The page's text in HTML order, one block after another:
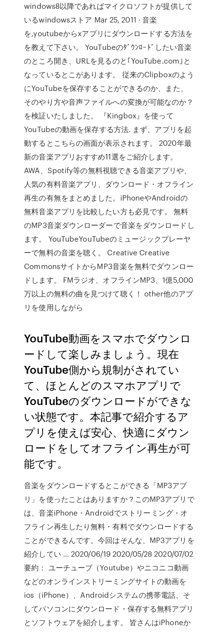
windows8以降であればマイクロソフトが提供して
いるwindowsストア Mar 25, 2011 · 音楽
を,youtubeからxアプリにダウンロードする方法を
を教えて下さい。 YouTubeのﾀﾞｳﾝﾛｰﾄﾞしたい音楽
のところ開き、URLを見るのと｢YouTube.com｣と
なっているとこがあります。 従来のClipboxのよう
にYouTubeを保存することができるのか、また、
そのやり方や音声ファイルへの変換が可能なのか？
を検証いたしました。 『Kingbox』を使って
YouTubeの動画を保存する方法. まず、アプリを起
動するとこちらの画面が表示されます。 2020年最
新の音楽アプリおすすめ11選をご紹介します。
AWA、Spotify等の無料視聴できる音楽アプリや、
人気の有料音楽アプリ、ダウンロード・オフライン
再生の有無をまとめました。iPhoneやAndroidの
無料音楽アプリを比較したい方も必見です。 無料
のMP3音楽ダウンローダーで音楽をダウンロードし
ます。 YouTube️YouTubeのミュージックプレーヤ
ーで無料の音楽を聴く。 Creative Creative
CommonsサイトからMP3音楽を無料でダウンロー
ドします。 FMラジオ、オフラインMP3、1億5,000
万以上の無料の曲を見つけて聴く！ other他のアプ
リを使用しながら
YouTube動画をスマホでダウンロ
ードして楽しみましょう。現在
YouTube側から規制がされてい
て、ほとんどのスマホアプリで
YouTubeのダウンロードができな
い状態です。本記事で紹介するア
プリを使えば安心、快適にダウン
ロードをしてオフライン再生が可
能です。
音楽をダウンロードするとこができる「MP3アプ
リ」を使ったことはありますか？このMP3アプリで
は、音楽iPhone・Androidでストリーミング・オ
フライン再生したり無料・有料でダウンロードする
ことができるんです。今回はそんな、MP3アプリを
紹介してい … 2020/06/19 2020/05/28 2020/07/02
要約： ユーチューブ（Youtube）やニコニコ動画
などのオンラインストリーミングサイトの動画を
ios（iPhone）、Androidシステムの携帯電話、そ
してパソコンにダウンロード・保存する無料アプリ
とソフトウェアを紹介します。 皆さんはiPhoneか